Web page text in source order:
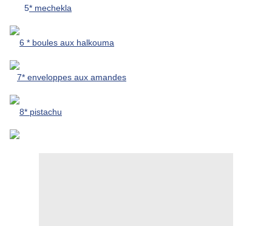
5* mechekla
6 * boules aux halkouma
7* enveloppes aux amandes
8* pistachu